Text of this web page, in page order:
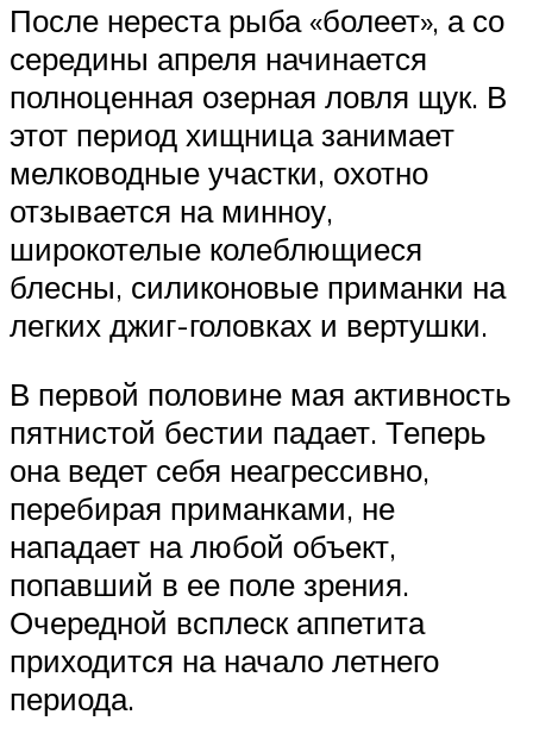
После нереста рыба «болеет», а со
середины апреля начинается
полноценная озерная ловля щук. В
этот период хищница занимает
мелководные участки, охотно
отзывается на минноу,
широкотелые колеблющиеся
блесны, силиконовые приманки на
легких джиг-головках и вертушки.
В первой половине мая активность
пятнистой бестии падает. Теперь
она ведет себя неагрессивно,
перебирая приманками, не
нападает на любой объект,
попавший в ее поле зрения.
Очередной всплеск аппетита
приходится на начало летнего
периода.